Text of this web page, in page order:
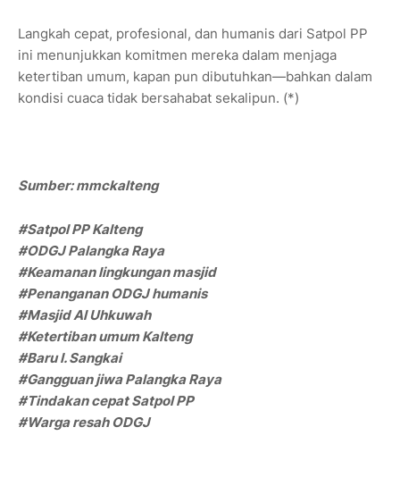
Langkah cepat, profesional, dan humanis dari Satpol PP
ini menunjukkan komitmen mereka dalam menjaga
ketertiban umum, kapan pun dibutuhkan—bahkan dalam
kondisi cuaca tidak bersahabat sekalipun. (*)
Sumber: mmckalteng
#Satpol PP Kalteng
#ODGJ Palangka Raya
#Keamanan lingkungan masjid
#Penanganan ODGJ humanis
#Masjid Al Uhkuwah
#Ketertiban umum Kalteng
#Baru I. Sangkai
#Gangguan jiwa Palangka Raya
#Tindakan cepat Satpol PP
#Warga resah ODGJ